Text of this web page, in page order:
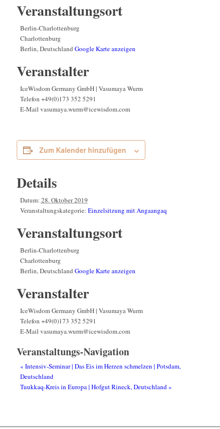
Veranstaltungsort
Berlin-Charlottenburg
Charlottenburg
Berlin,Deutschland Google Karte anzeigen
Veranstalter
IceWisdom Germany GmbH | Vasumaya Wurm
Telefon +49(0)173 352 5291
E-Mail vasumaya.wurm@icewisdom.com
Zum Kalender hinzufügen
Details
Datum: 28. Oktober 2019
Veranstaltungskategorie: Einzelsitzung mit Angaangaq
Veranstaltungsort
Berlin-Charlottenburg
Charlottenburg
Berlin,Deutschland Google Karte anzeigen
Veranstalter
IceWisdom Germany GmbH | Vasumaya Wurm
Telefon +49(0)173 352 5291
E-Mail vasumaya.wurm@icewisdom.com
Veranstaltungs-Navigation
« Intensiv-Seminar | Das Eis im Herzen schmelzen | Potsdam,
Deutschland
Tuukkaq-Kreis in Europa | Hofgut Rineck, Deutschland»